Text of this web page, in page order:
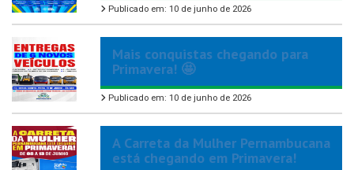
Publicado em: 10 de junho de 2026
Mais conquistas chegando para
Primavera! 🤩
Publicado em: 10 de junho de 2026
A Carreta da Mulher Pernambucana
está chegando em Primavera!